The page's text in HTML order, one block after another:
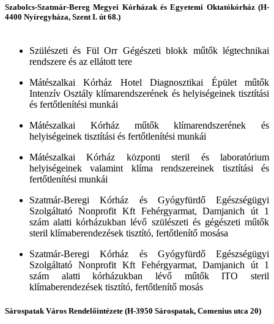
Szabolcs-Szatmár-Bereg Megyei Kórházak és Egyetemi Oktatókórház (H-
4400 Nyíregyháza, Szent I. út 68.)
Szülészeti és Fül Orr Gégészeti blokk műtők légtechnikai
rendszere és az ellátott tere
Mátészalkai Kórház Hotel Diagnosztikai Épület műtők
Intenzív Osztály klímarendszerének és helyiségeinek tisztítási
és fertőtlenítési munkái
Mátészalkai Kórház műtők klímarendszerének és
helyiségeinek tisztítási és fertőtlenítési munkái
Mátészalkai Kórház központi steril és laboratórium
helyiségeinek valamint klíma rendszereinek tisztítási és
fertőtlenítési munkái
Szatmár-Beregi Kórház és Gyógyfürdő Egészségügyi
Szolgáltató Nonprofit Kft Fehérgyarmat, Damjanich út 1
szám alatti kórházukban lévő szülészeti és gégészeti műtők
steril klímaberendezések tisztító, fertőtlenítő mosása
Szatmár-Beregi Kórház és Gyógyfürdő Egészségügyi
Szolgáltató Nonprofit Kft Fehérgyarmat, Damjanich út 1
szám alatti kórházukban lévő műtők ITO steril
klímaberendezések tisztító, fertőtlenítő mosás
Sárospatak Város Rendelőintézete (H-3950 Sárospatak, Comenius utca 20)